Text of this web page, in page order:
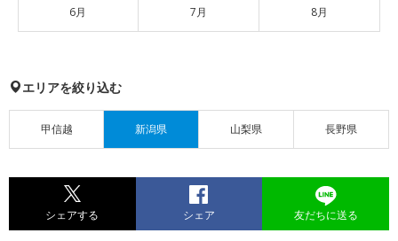
6月 7月 8月
エリアを絞り込む
甲信越 新潟県 山梨県 長野県
シェアする シェア 友だちに送る